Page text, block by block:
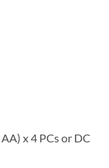
x 4 PCs or DC